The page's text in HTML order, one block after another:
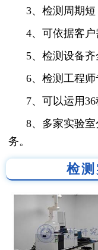
3、检测周期短
4、可依据客户
5、检测设备
6、检测工程师
7、可以运用
8、多家实验
务。
检测